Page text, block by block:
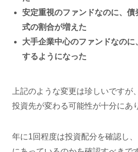
安定重視のファンドなのに、債
式の割合が増えた
大手企業中心のファンドなの
するようになった
上記のような変更は珍しいですが
投資先が変わる可能性が十分にあ
年に1回程度は投資配分を確認し